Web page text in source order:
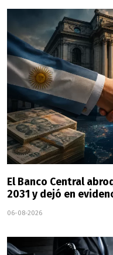
El Banco Central
2031 y dejó en
06-08-2026